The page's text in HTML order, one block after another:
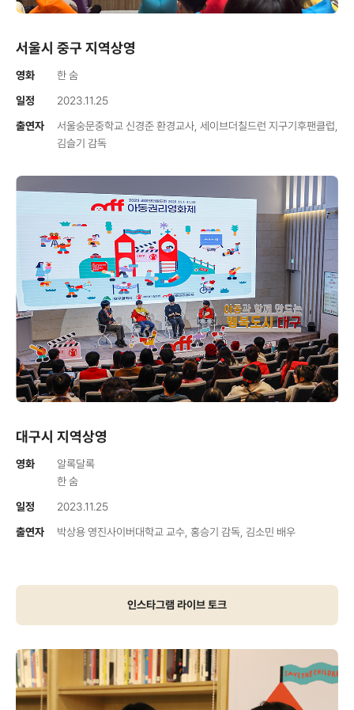
서울시 중구 지역상영
영화
한 숨
일정
2023.11.25
출연자
서울숭문중학교 신경준 환경교사, 세이브더칠드런 지구기후팬클럽,
김슬기 감독
대구시 지역상영
영화
알록달록
한 숨
일정
2023.11.25
출연자
박상용 영진사이버대학교 교수, 홍승기 감독, 김소민 배우
인스타그램 라이브 토크